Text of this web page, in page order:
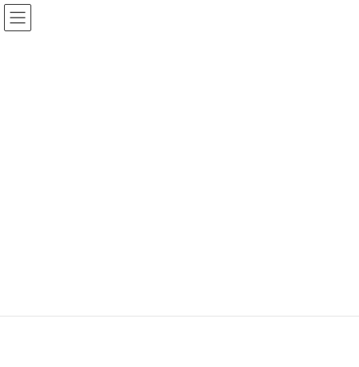
コ
ン
ナ
ビ